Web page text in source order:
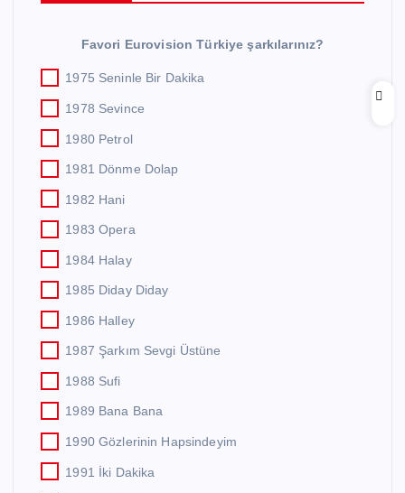
Favori Eurovision Türkiye şarkılarınız?
1975 Seninle Bir Dakika
1978 Sevince
1980 Petrol
1981 Dönme Dolap
1982 Hani
1983 Opera
1984 Halay
1985 Diday Diday
1986 Halley
1987 Şarkım Sevgi Üstüne
1988 Sufi
1989 Bana Bana
1990 Gözlerinin Hapsindeyim
1991 İki Dakika